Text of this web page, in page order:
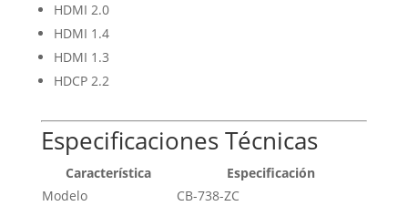
HDMI 2.0
HDMI 1.4
HDMI 1.3
HDCP 2.2
Especificaciones Técnicas
Característica
Especificación
Modelo
CB-738-ZC